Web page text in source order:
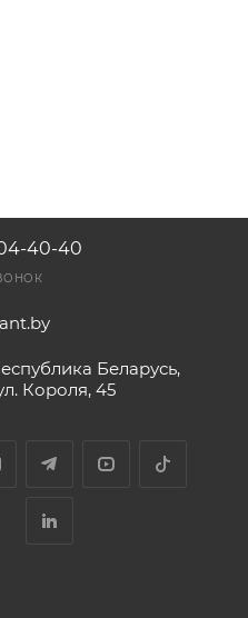
40-40
Беларусь,
Короля, 45